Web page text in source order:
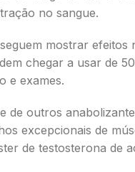
no sangue.
mostrar
chegar a usar de
e exames.
de outros
excepcionais de
de testosterona